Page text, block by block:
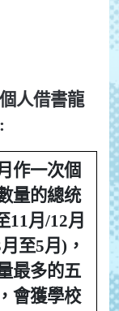
人借書龍
:
作一次個
量的總统
11月/12月
月至5月)，
最多的五
會獲學校